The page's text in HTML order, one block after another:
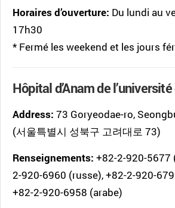
Horaires d’ouverture: Du lundi au
17h30
* Fermé les weekend et les jours
Hôpital d’Anam de
Address: 73 Goryeodae-ro,
(서울특별시 성북구 고려대로 73)
Renseignements: +82-2-920-5677
2-920-6960 (russe), +82-2-920-
+82-2-920-6958 (arabe)